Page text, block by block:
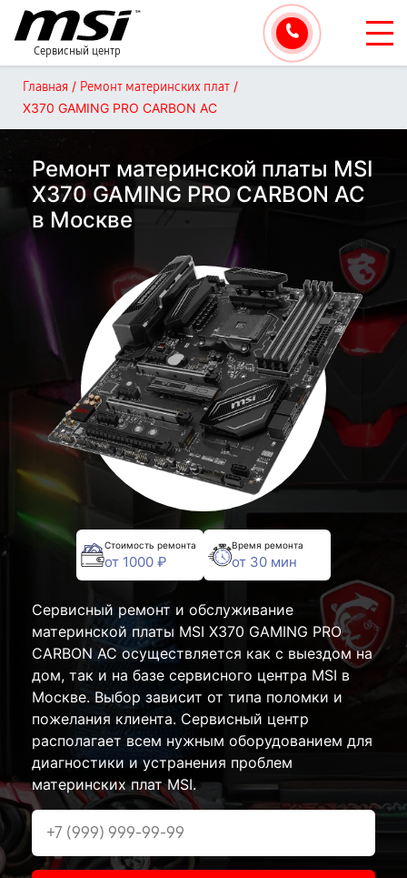
Сервисный центр
Главная / Ремонт материнских плат /
X370 GAMING PRO CARBON AC
Ремонт материнской платы MSI
X370 GAMING PRO CARBON AC
в Москве
Стоимость ремонта
от 1000 ₽
Время ремонта
от 30 мин
Сервисный ремонт и обслуживание
материнской платы MSI X370 GAMING PRO
CARBON AC осуществляется как с выездом на
дом, так и на базе сервисного центра MSI в
Москве. Выбор зависит от типа поломки и
пожелания клиента. Сервисный центр
располагает всем нужным оборудованием для
диагностики и устранения проблем
материнских плат MSI.